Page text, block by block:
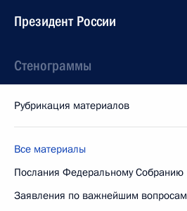
Президент России
Стенограммы
Рубрикация материалов
Все материалы
Послания Федеральному Собранию
Заявления по важнейшим вопросам